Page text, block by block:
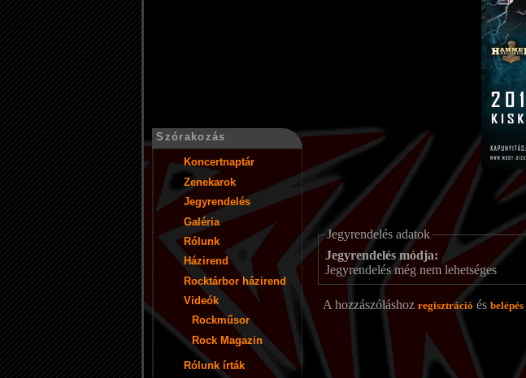
Jegyrendelés adatok
Jegyrendelés módja:
Jegyrendelés még nem lehetséges
A hozzászóláshoz regisztráció és belépés
Szórakozás
Koncertnaptár
Zenekarok
Jegyrendelés
Galéria
Rólunk
Házirend
Rocktárbor házirend
Videók
Rockműsor
Rock Magazin
Rólunk írták